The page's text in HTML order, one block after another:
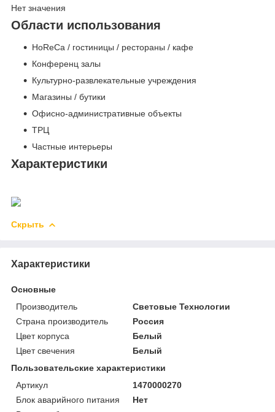
Нет значения
Области использования
HoReCa / гостиницы / рестораны / кафе
Конференц залы
Культурно-развлекательные учреждения
Магазины / бутики
Офисно-административные объекты
ТРЦ
Частные интерьеры
Характеристики
Скрыть
Характеристики
Основные
Производитель
Световые Технологии
Страна производитель
Россия
Цвет корпуса
Белый
Цвет свечения
Белый
Пользовательские характеристики
Артикул
1470000270
Блок аварийного питания
Нет